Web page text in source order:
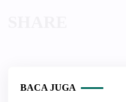
BACA JUGA